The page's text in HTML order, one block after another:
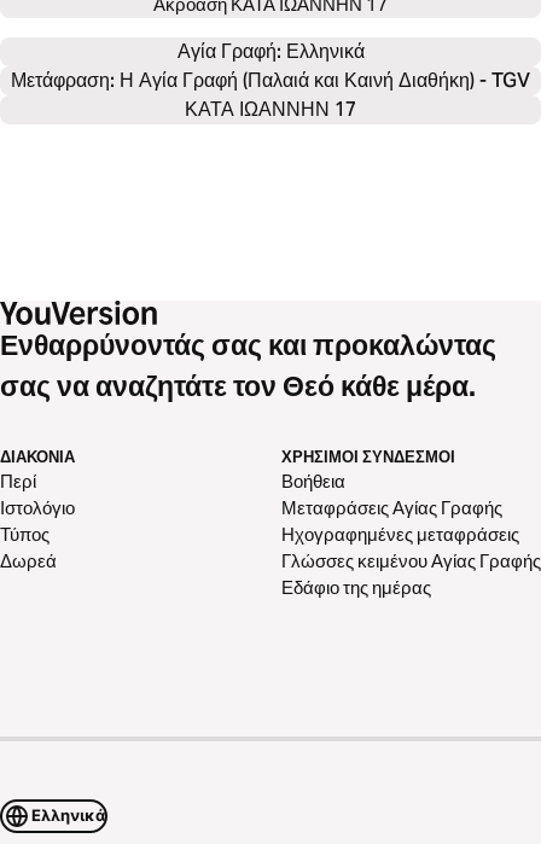
Αγία Γραφή: Ελληνικά
Μετάφραση: Η Αγία Γραφή (Παλαιά και Καινή Διαθήκη) - TGV
ΚΑΤΑ ΙΩΑΝΝΗΝ 17
Ενθαρρύνοντάς σας και προκαλώντας
σας να αναζητάτε τον Θεό κάθε μέρα.
ΔΙΑΚΟΝΊΑ
Περί
Ιστολόγιο
Τύπος
Δωρεά
ΧΡΉΣΙΜΟΙ ΣΎΝΔΕΣΜΟΙ
Βοήθεια
Μεταφράσεις Αγίας Γραφής
Ηχογραφημένες μεταφράσεις
Γλώσσες κειμένου Αγίας Γραφής
Εδάφιο της ημέρας
Ελληνικά